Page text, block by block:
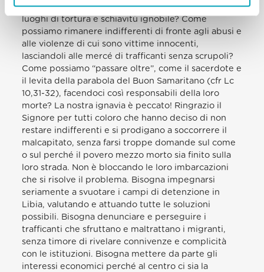
morire lentamente nei campi di detenzione libici,
luoghi di tortura e schiavitù ignobile? Come
possiamo rimanere indifferenti di fronte agli abusi e
alle violenze di cui sono vittime innocenti,
lasciandoli alle mercé di trafficanti senza scrupoli?
Come possiamo “passare oltre”, come il sacerdote e
il levita della parabola del Buon Samaritano (cfr Lc
10,31-32), facendoci così responsabili della loro
morte? La nostra ignavia è peccato! Ringrazio il
Signore per tutti coloro che hanno deciso di non
restare indifferenti e si prodigano a soccorrere il
malcapitato, senza farsi troppe domande sul come
o sul perché il povero mezzo morto sia finito sulla
loro strada. Non è bloccando le loro imbarcazioni
che si risolve il problema. Bisogna impegnarsi
seriamente a svuotare i campi di detenzione in
Libia, valutando e attuando tutte le soluzioni
possibili. Bisogna denunciare e perseguire i
trafficanti che sfruttano e maltrattano i migranti,
senza timore di rivelare connivenze e complicità
con le istituzioni. Bisogna mettere da parte gli
interessi economici perché al centro ci sia la